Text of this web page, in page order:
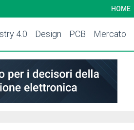
HOME
4.0 Design PCB Mercato